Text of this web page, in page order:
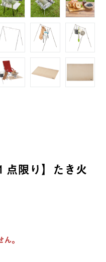
点限り】たき火
。